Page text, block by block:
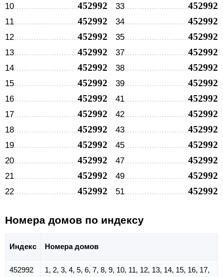
10 452992
11 452992
12 452992
13 452992
14 452992
15 452992
16 452992
17 452992
18 452992
19 452992
20 452992
21 452992
22 452992
33 452992
34 452992
35 452992
37 452992
38 452992
39 452992
41 452992
42 452992
43 452992
45 452992
47 452992
49 452992
51 452992
Номера домов по индексу
Индекс Номера домов
452992
1, 2, 3, 4, 5, 6, 7, 8, 9, 10, 11, 12, 13, 14, 15, 16, 17,